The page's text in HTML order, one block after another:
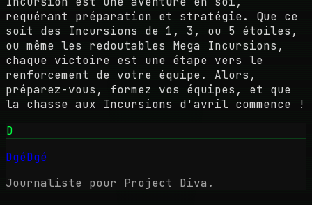
requérant préparation et stratégie. Que ce
soit des Incursions de 1, 3, ou 5 étoiles,
ou même les redoutables Mega Incursions,
chaque victoire est une étape vers le
renforcement de votre équipe. Alors,
préparez-vous, formez vos équipes, et que
la chasse aux Incursions d'avril commence !
D
DgéDgé
Journaliste pour Project Diva.